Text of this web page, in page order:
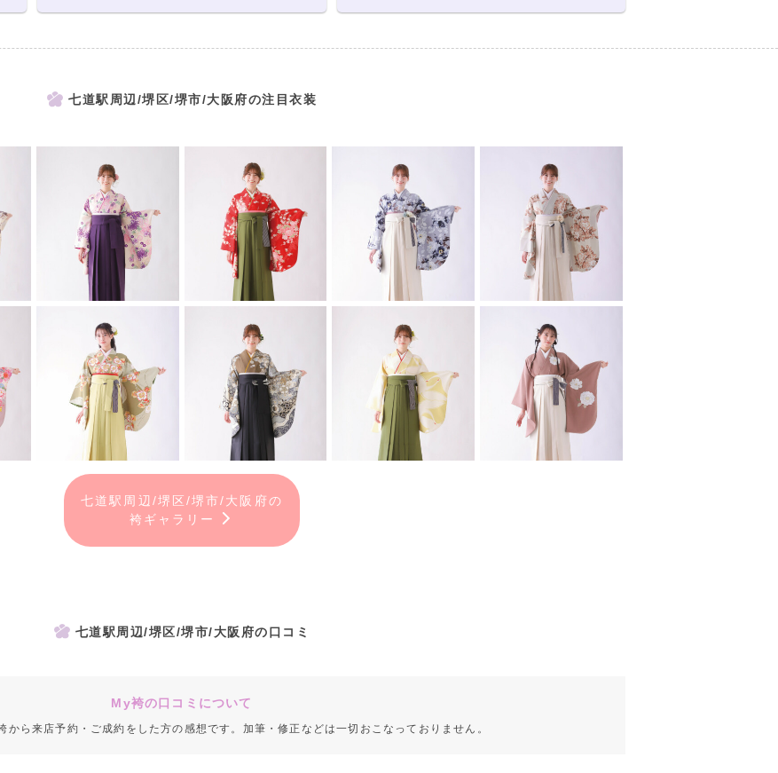
七道駅周辺/堺区/堺市/大阪府の注目衣装
七道駅周辺/堺区/堺市/大阪府の
袴ギャラリー
七道駅周辺/堺区/堺市/大阪府の口コミ
My袴の口コミについて
から来店予約・ご成約をした方の感想です。加筆・修正などは一切おこなっておりません。